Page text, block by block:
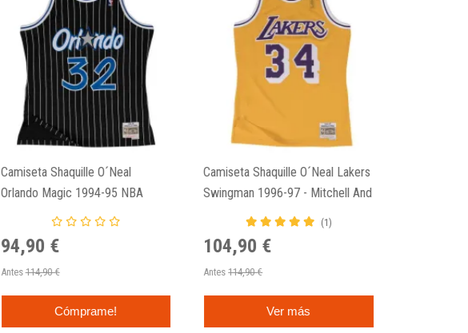
Camiseta Shaquille O´Neal
Orlando Magic 1994-95 NBA
Swingman Mitchell And Ness
94,90 €
Antes 114,90 €
Cómprame!
Camiseta Shaquille O´Neal Lakers
Swingman 1996-97 - Mitchell And
Ness Amarilla
(1)
104,90 €
Antes 114,90 €
Ver más